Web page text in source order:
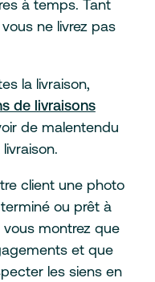
à temps. Tant
vous ne livrez pas
la livraison,
de livraisons
de malentendu
client une photo
ou prêt à
vous montrez que
et que
les siens en